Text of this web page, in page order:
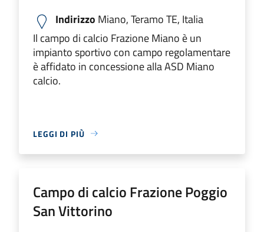
Indirizzo Miano, Teramo TE, Italia
Il campo di calcio Frazione Miano è un
impianto sportivo con campo regolamentare
è affidato in concessione alla ASD Miano
calcio.
LEGGI DI PIÙ
Campo di calcio Frazione Poggio
San Vittorino